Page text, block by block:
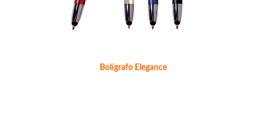
Bolígrafo Elegance